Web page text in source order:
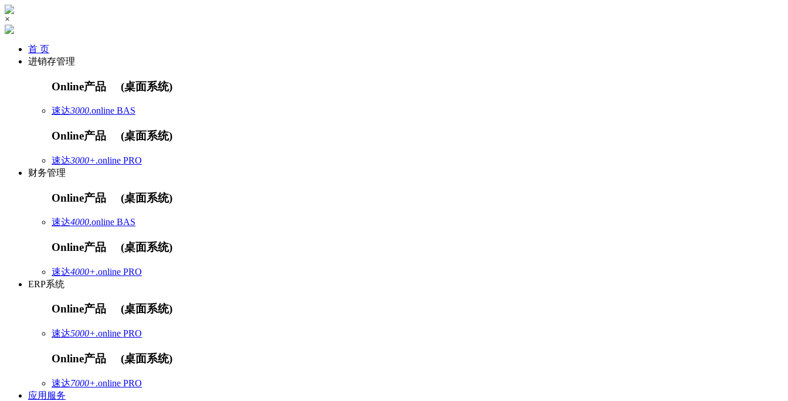
×
首 页
进销存管理
Online产品 (桌面系统)
速达3000.online BAS
Online产品 (桌面系统)
速达3000+.online PRO
财务管理
Online产品 (桌面系统)
速达4000.online BAS
Online产品 (桌面系统)
速达4000+.online PRO
ERP系统
Online产品 (桌面系统)
速达5000+.online PRO
Online产品 (桌面系统)
速达7000+.online PRO
应用服务